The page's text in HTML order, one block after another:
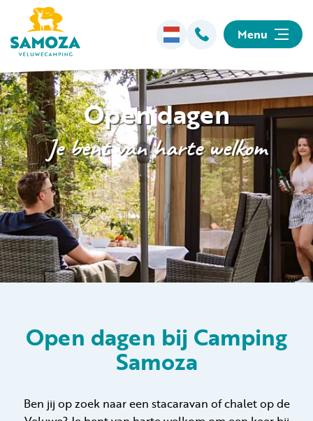
Menu
Overnachten
Faciliteiten
Animatie
Omgeving
Informatie
Particulier huren
Open dagen
Je bent van harte welkom
Open dagen bij Camping
Samoza
Ben jij op zoek naar een stacaravan of chalet op de